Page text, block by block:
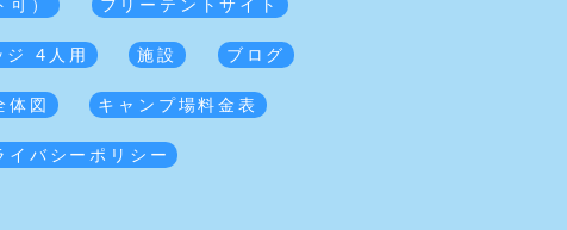
ジ 4人用 施設 ブログ
体図 キャンプ場料金表
イバシーポリシー